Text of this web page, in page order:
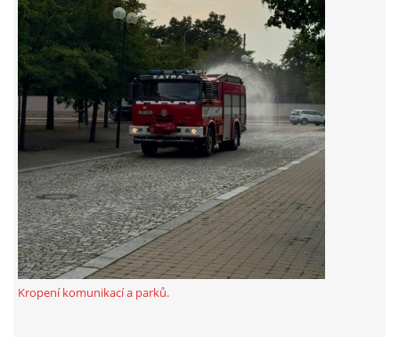
326 00 Plzeň
záznamník/fax.377443505 mob.725725474
hasicikoterov@email.cz
© 2026 eStránky.cz |RSS|WebSlice | Tisk|Aktualizováno: 4. 8. 2026
Nahoru ↑
Kropení komunikací a parků.